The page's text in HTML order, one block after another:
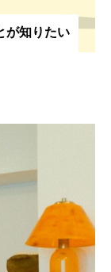
知りたい